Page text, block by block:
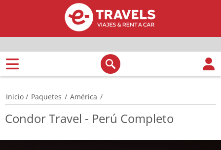
Inicio / Paquetes / América /
Condor Travel - Perú Completo